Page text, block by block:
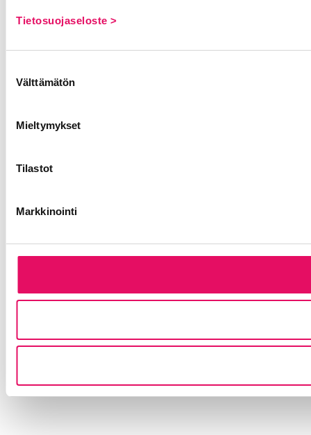
Tietosuojaseloste >
valinta
Välttämätön
Mieltymykset
Tilastot
Markkinointi